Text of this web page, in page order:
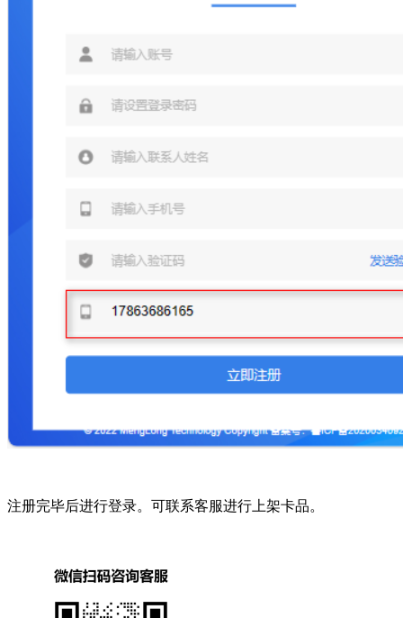
注册完毕后进行登录。 可联系客服进行上架卡品。